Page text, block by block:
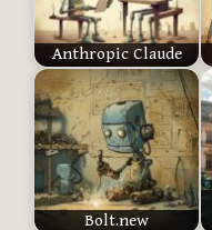
t
e
m
:
Submit
Rating
Anthropic Claude
Bolt.new